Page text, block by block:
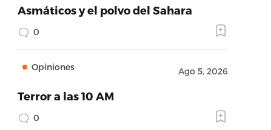
Asmáticos y el polvo del Sahara
0
Opiniones Ago 5, 2026
Terror a las 10 AM
0